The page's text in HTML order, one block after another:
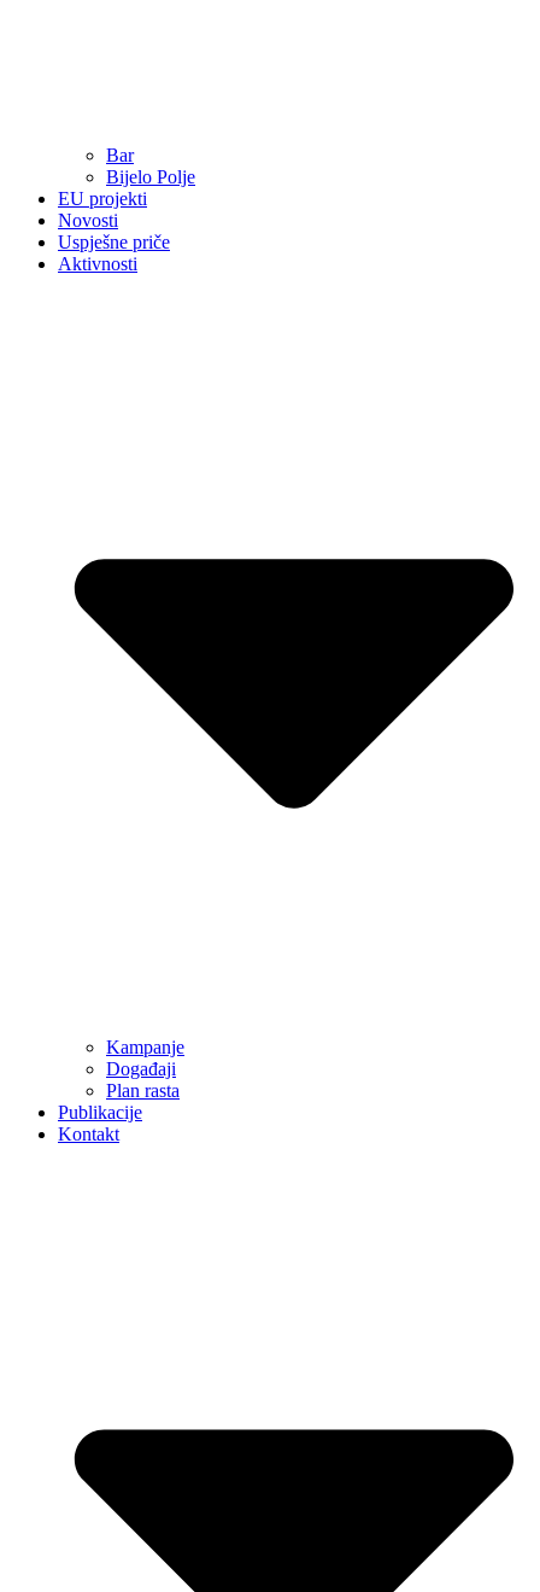
Bar
Bijelo Polje
EU projekti
Novosti
Uspješne priče
Aktivnosti
Kampanje
Događaji
Plan rasta
Publikacije
Kontakt